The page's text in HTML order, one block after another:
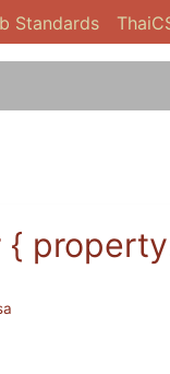
Standards
{